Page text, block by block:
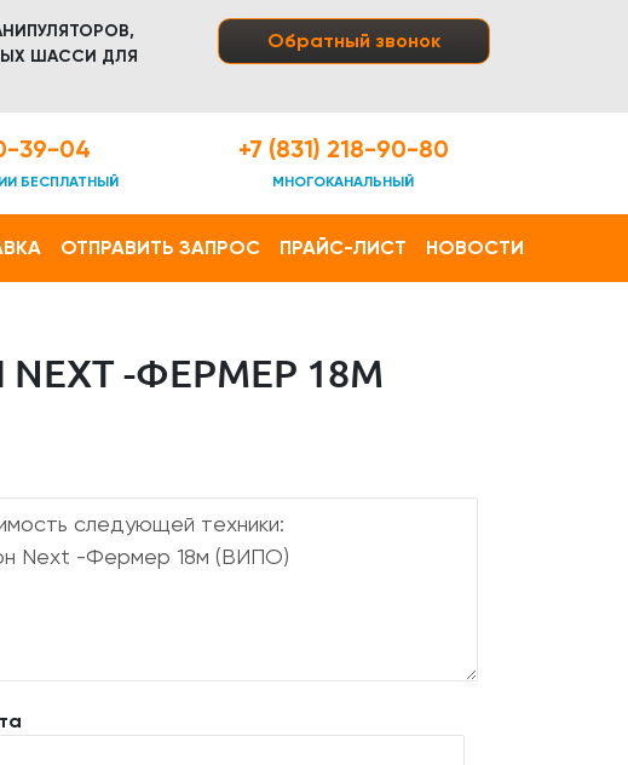
ШАССИ ДЛЯ
Обратный звонок
39-04
БЕСПЛАТНЫЙ
+7 (831) 218-90-80
МНОГОКАНАЛЬНЫЙ
ОТПРАВИТЬ ЗАПРОС ПРАЙС-ЛИСТ НОВОСТИ
-ФЕРМЕР 18М